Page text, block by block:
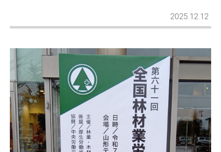
2025.12.12